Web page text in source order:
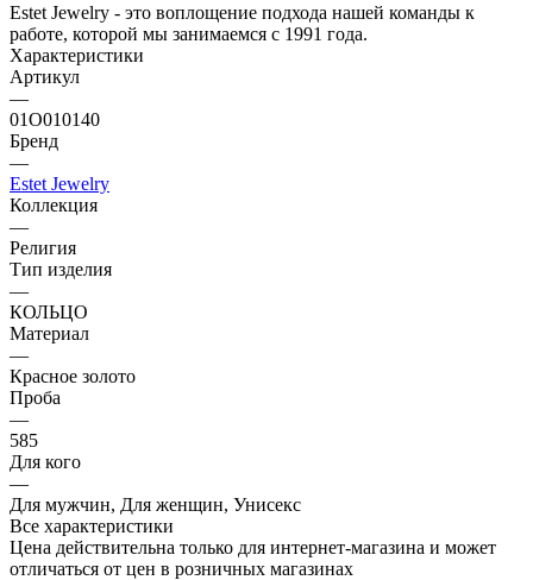
Estet Jewelry - это воплощение подхода нашей команды к
работе, которой мы занимаемся с 1991 года.
Характеристики
Артикул
—
01О010140
Бренд
—
Estet Jewelry
Коллекция
—
Религия
Тип изделия
—
КОЛЬЦО
Материал
—
Красное золото
Проба
—
585
Для кого
—
Для мужчин, Для женщин, Унисекс
Все характеристики
Цена действительна только для интернет-магазина и может
отличаться от цен в розничных магазинах